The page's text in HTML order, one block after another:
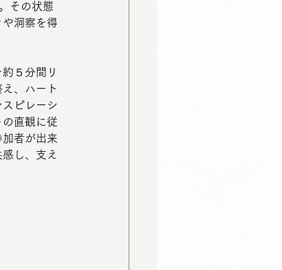
その状態
洞察を得
５分間リ
、ハート
ピレーシ
直観に従
者が出来
し、支え